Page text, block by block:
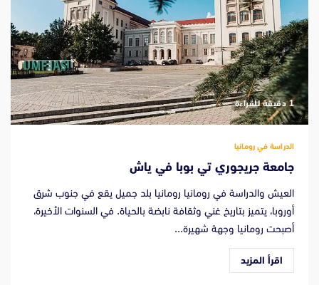
‫1 دقيقة للقراءة
الدراسة في رومانيا
جامعة جريجوري تي بوبا في ياش
العيش والدراسة في رومانيا رومانيا بلد جميل يقع في جنوب شرق
أوروبا، يتميز بتاريخ غني وثقافة نابضة بالحياة. في السنوات الأخيرة،
أصبحت رومانيا وجهة شهيرة...
اقرأ المزيد